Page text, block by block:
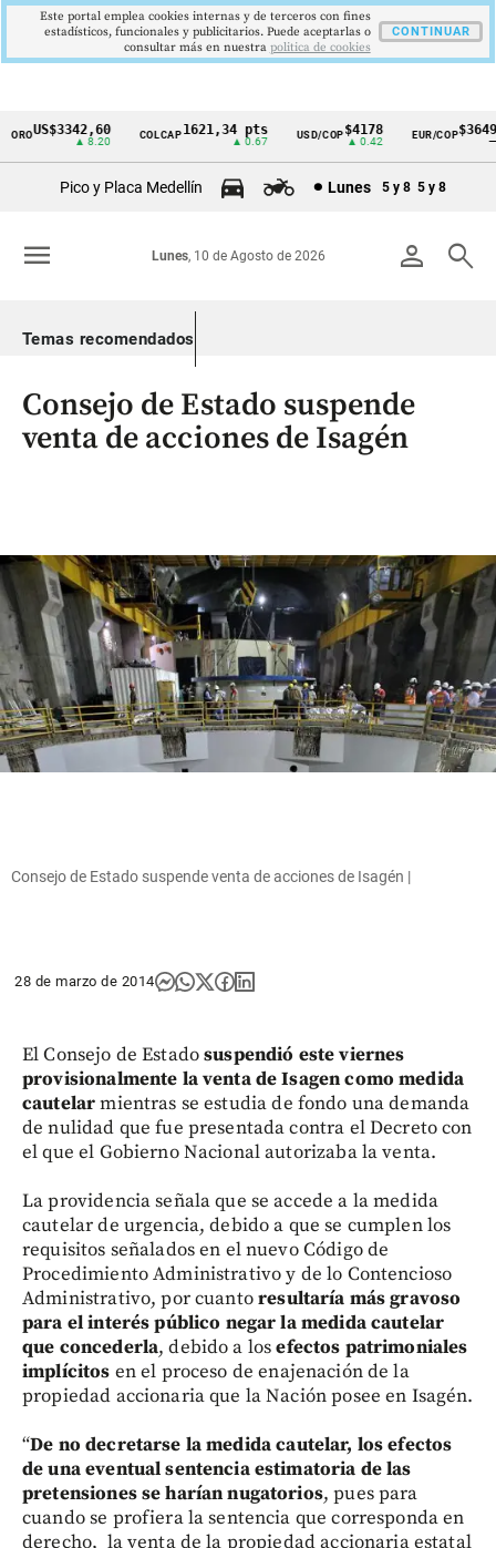
Cintillo
Colombia
US$3342,60
▲ 8.20
COLCAP1621,34 pts
▲ 0.67
USD/COP$4178
▲ 0.42
EUR/COP$3649
Pico y Placa Medellín Lunes 5 y 8 5 y 8
person search
Lunes, 10 de Agosto de 2026
menu
Temas recomendados
Consejo de Estado suspende
venta de acciones de Isagén
Consejo de Estado suspende venta de acciones de Isagén |
28 de marzo de 2014
El Consejo de Estadosuspendió este viernes
provisionalmente la venta de Isagen como medida
cautelarmientras se estudia de fondo una demanda
de nulidad que fue presentada contra el Decreto con
el que el Gobierno Nacional autorizaba la venta.
La providencia señala que se accede a la medida
cautelar de urgencia, debido a que se cumplen los
requisitos señalados en el nuevo Código de
Procedimiento Administrativo y de lo Contencioso
Administrativo, por cuantoresultaría más gravoso
para el interés público negar la medida cautelar
que concederla, debido a losefectos patrimoniales
implícitos en el proceso de enajenación de la
propiedad accionaria que la Nación posee en Isagén.
“De no decretarse la medida cautelar, los efectos
de una eventual sentencia estimatoria de las
pretensiones se harían nugatorios, pues para
cuando se profiera la sentencia que corresponda en
derecho, la venta de la propiedad accionaria estatal
Este portal emplea cookies internas y de terceros con fines
estadísticos, funcionales y publicitarios. Puede aceptarlas o
consultar más en nuestra politica de cookies
CONTINUAR